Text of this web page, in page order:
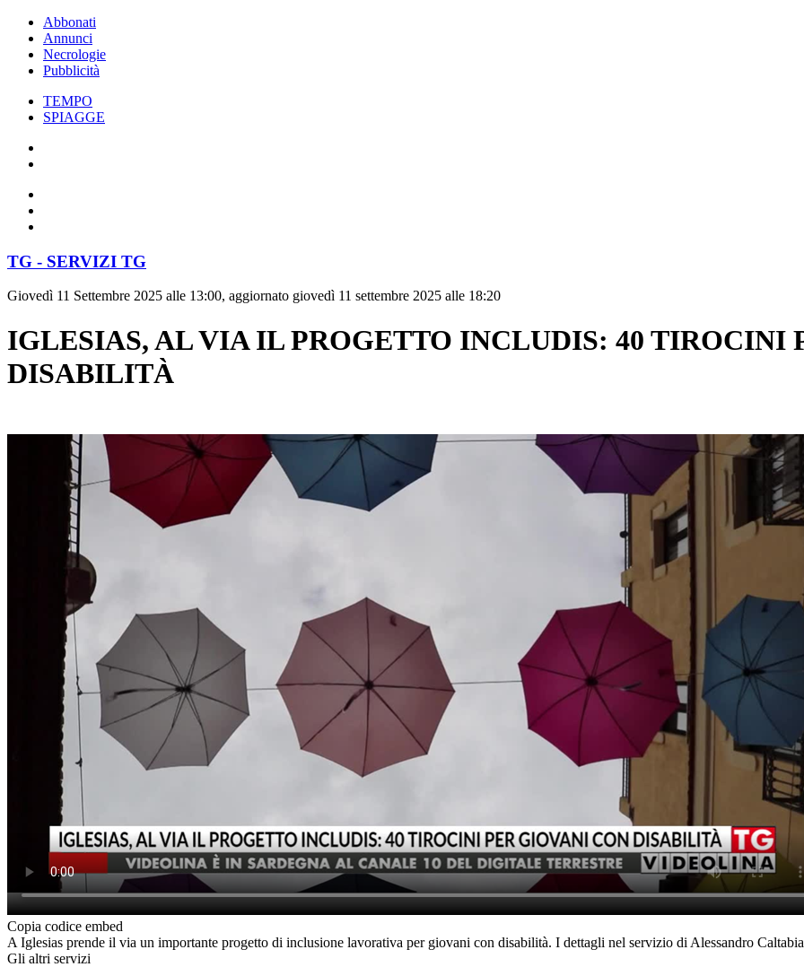
Abbonati
Annunci
Necrologie
Pubblicità
TEMPO
SPIAGGE
TG - SERVIZI TG
Giovedì 11 Settembre 2025 alle 13:00, aggiornato giovedì 11 settembre 2025 alle 18:20
IGLESIAS, AL VIA IL PROGETTO INCLUDIS: 40 TIROCINI
DISABILITÀ
Copia codice embed
A Iglesias prende il via un importante progetto di inclusione lavorativa per giovani con disabilità. I dettagli nel servizio di Alessandro
Gli altri servizi